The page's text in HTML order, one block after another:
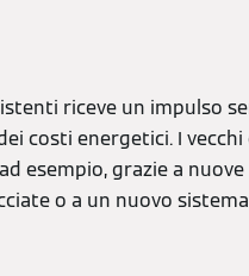
riceve un impulso
costi energetici. I
esempio, grazie a
o a un nuovo